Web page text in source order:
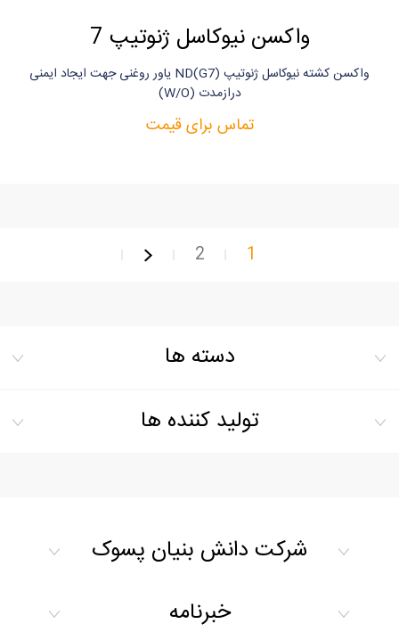
واکسن نیوکاسل ژنوتیپ 7
واکسن کشته نیوکاسل ژنوتیپ ND(G7) یاور روغنی جهت ایجاد ایمنی
دراز‌مدت (W/O)
تماس برای قیمت
1
2
دسته ها
تولید کننده ها
شرکت دانش بنیان پسوک
خبرنامه